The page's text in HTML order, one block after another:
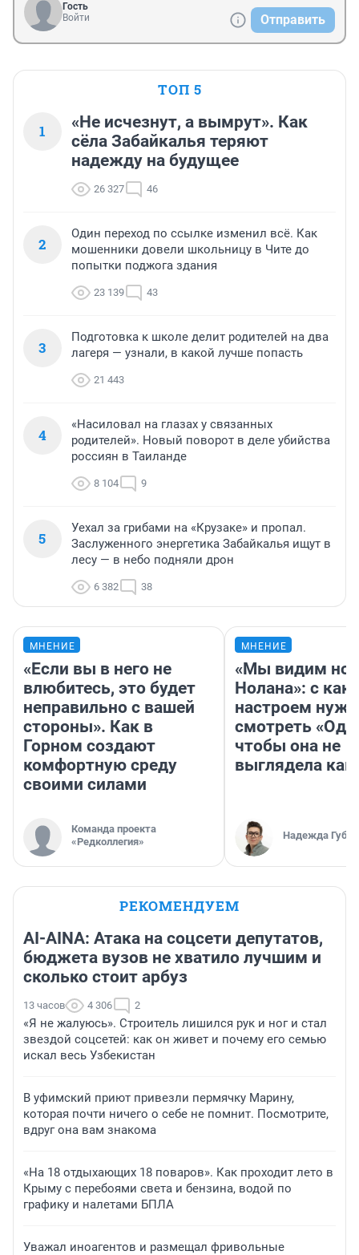
Гость
Войти
Отправить
ТОП 5
1
«Не исчезнут, а вымрут». Как
сёла Забайкалья теряют
надежду на будущее
26 327 46
2
Один переход по ссылке изменил всё. Как
мошенники довели школьницу в Чите до
попытки поджога здания
23 139 43
3
Подготовка к школе делит родителей на два
лагеря — узнали, в какой лучше попасть
21 443
4
«Насиловал на глазах у связанных
родителей». Новый поворот в деле убийства
россиян в Таиланде
8 104 9
5
Уехал за грибами на «Крузаке» и пропал.
Заслуженного энергетика Забайкалья ищут в
лесу — в небо подняли дрон
6 382 38
МНЕНИЕ
«Если вы в него не
влюбитесь, это будет
неправильно с вашей
стороны». Как в
Горном создают
комфортную среду
своими силами
Команда проекта
«Редколлегия»
МНЕНИЕ
«Мы видим
Нолана»: с
настроем
смотреть
чтобы она не
выглядела как
Надежда
РЕКОМЕНДУЕМ
AI-AINA: Атака на соцсети депутатов,
бюджета вузов не хватило лучшим и
сколько стоит арбуз
13 часов 4 306 2
«Я не жалуюсь». Строитель лишился рук и ног и стал
звездой соцсетей: как он живет и почему его семью
искал весь Узбекистан
В уфимский приют привезли пермячку Марину,
которая почти ничего о себе не помнит. Посмотрите,
вдруг она вам знакома
«На 18 отдыхающих 18 поваров». Как проходит лето в
Крыму с перебоями света и бензина, водой по
графику и налетами БПЛА
Уважал иноагентов и размещал фривольные